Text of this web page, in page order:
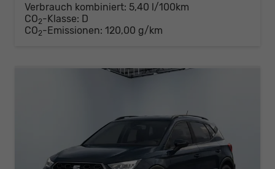
Verbrauch kombiniert: 5,40 l/100km
CO2-Klasse: D
CO2-Emissionen: 120,00 g/km